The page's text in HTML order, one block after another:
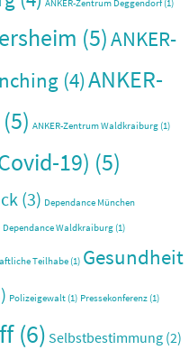
ANKER-Zentrum Deggendorf(1)
(5)ANKER-
(4)ANKER-
(5) ANKER-Zentrum Waldkraiburg (1)
19) (5)
(3) Dependance München
Dependance Waldkraiburg (1)
Teilhabe (1) Gesundheit
Polizeigewalt (1) Pressekonferenz (1)
(6) Selbstbestimmung (2)